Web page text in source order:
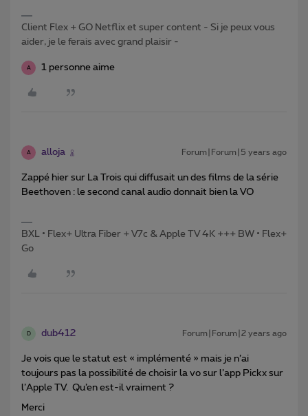
Client Flex + GO Netflix et super content - Si je peux vous
aider, je le ferais avec grand plaisir -
A 1 personne aime
A alloja Forum|Forum|5 years ago
Zappé hier sur La Trois qui diffusait un des films de la série
Beethoven : le second canal audio donnait bien la VO
BXL • Flex+ Ultra Fiber + V7c & Apple TV 4K +++ BW • Flex+
Go
D dub412 Forum|Forum|2 years ago
Je vois que le statut est « implémenté » mais je n’ai
toujours pas la possibilité de choisir la vo sur l’app Pickx sur
l’Apple TV. Qu’en est-il vraiment ?
Merci